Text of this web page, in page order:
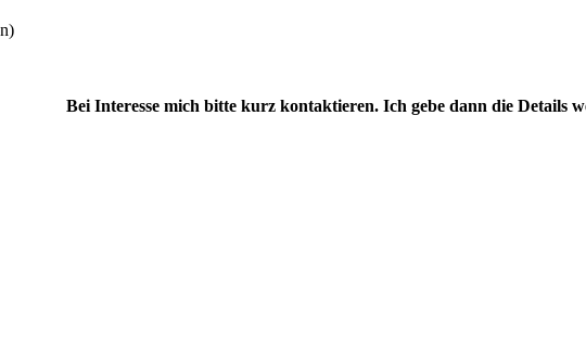
Bei Interesse mich bitte kurz kontaktieren. Ich gebe dann die Details